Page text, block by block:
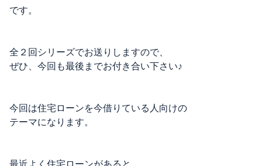
です。
全２回シリーズでお送りしますので、
ぜひ、今回も最後までお付き合い下さい♪
今回は住宅ローンを今借りている人向けの
テーマになります。
最近よく住宅ローンがあると